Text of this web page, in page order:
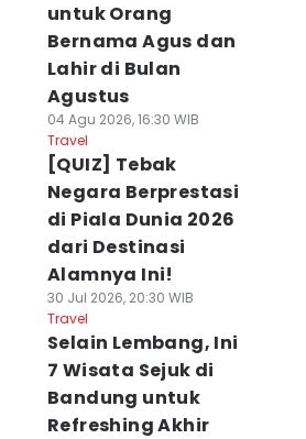
untuk Orang
Bernama Agus dan
Lahir di Bulan
Agustus
04 Agu 2026, 16:30 WIB
Travel
[QUIZ] Tebak
Negara Berprestasi
di Piala Dunia 2026
dari Destinasi
Alamnya Ini!
30 Jul 2026, 20:30 WIB
Travel
Selain Lembang, Ini
7 Wisata Sejuk di
Bandung untuk
Refreshing Akhir